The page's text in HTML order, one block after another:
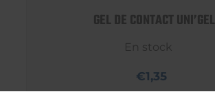
GEL DE CONTACT UNI’GEL
En stock
€1,35